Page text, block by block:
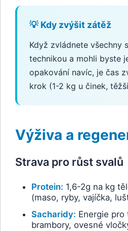
💡 Kdy zvýšit zátěž
Když zvládnete všechny
technikou a mohli byste
opakování navíc, je čas
krok (1-2 kg u činek,
Výživa a
Strava pro růst svalů
Protein: 1,6-2g na kg
(maso, ryby, vajíčka,
Sacharidy: Energie pro
brambory, ovesné